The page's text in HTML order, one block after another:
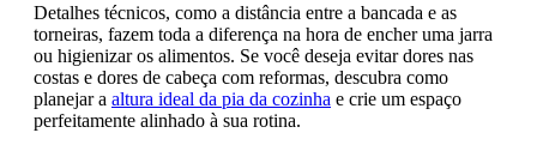
Detalhes técnicos, como a distância entre a bancada e as
torneiras, fazem toda a diferença na hora de encher uma jarra
ou higienizar os alimentos. Se você deseja evitar dores nas
costas e dores de cabeça com reformas, descubra como
planejar a altura ideal da pia da cozinha e crie um espaço
perfeitamente alinhado à sua rotina.